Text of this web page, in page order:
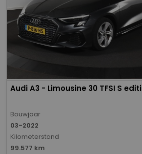
Audi A3 - Limousine 30 TFSI S
Bouwjaar
03-2022
Kilometerstand
99.577 km